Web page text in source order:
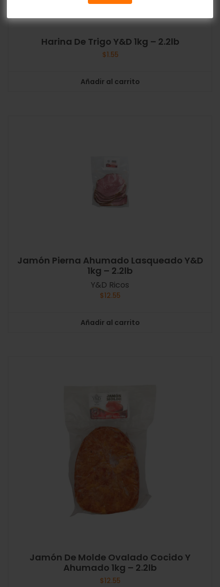
Harina De Trigo Y&D 1kg – 2.2lb
$1.55
Añadir al carrito
Jamón Pierna Ahumado Lasqueado Y&D
1kg – 2.2lb
Y&D Ricos
$12.55
Añadir al carrito
Jamón De Molde Ovalado Cocido Y
Ahumado 1kg – 2.2lb
$12.55